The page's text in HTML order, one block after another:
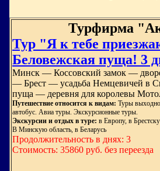
Турфирма
Тур "Я к тебе
Беловежская пуща! 3
Минск — Коссовский замок —
— Брест — усадьба Немцевичей в
пуща — деревня для королевы
Путешествие относится к видам: Туры
автобус. Авиа туры. Экскурсионные туры.
Экскурсии и отдых в туре: в Европу, в
В Минскую область, в Беларусь
Продолжительность в днях: 3
Стоимость: 35860 руб. без переезда